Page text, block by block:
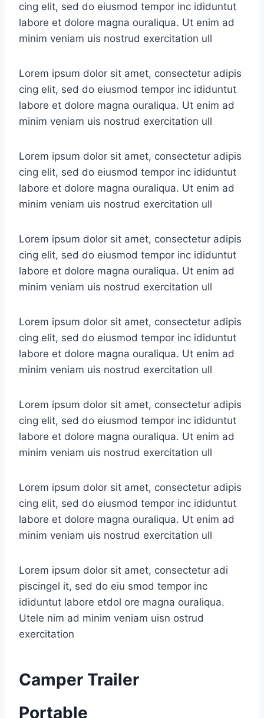
cing elit, sed do eiusmod tempor inc ididuntut
labore et dolore magna ouraliqua. Ut enim ad
minim veniam uis nostrud exercitation ull
Lorem ipsum dolor sit amet, consectetur adipis
cing elit, sed do eiusmod tempor inc ididuntut
labore et dolore magna ouraliqua. Ut enim ad
minim veniam uis nostrud exercitation ull
Lorem ipsum dolor sit amet, consectetur adipis
cing elit, sed do eiusmod tempor inc ididuntut
labore et dolore magna ouraliqua. Ut enim ad
minim veniam uis nostrud exercitation ull
Lorem ipsum dolor sit amet, consectetur adipis
cing elit, sed do eiusmod tempor inc ididuntut
labore et dolore magna ouraliqua. Ut enim ad
minim veniam uis nostrud exercitation ull
Lorem ipsum dolor sit amet, consectetur adipis
cing elit, sed do eiusmod tempor inc ididuntut
labore et dolore magna ouraliqua. Ut enim ad
minim veniam uis nostrud exercitation ull
Lorem ipsum dolor sit amet, consectetur adipis
cing elit, sed do eiusmod tempor inc ididuntut
labore et dolore magna ouraliqua. Ut enim ad
minim veniam uis nostrud exercitation ull
Lorem ipsum dolor sit amet, consectetur adipis
cing elit, sed do eiusmod tempor inc ididuntut
labore et dolore magna ouraliqua. Ut enim ad
minim veniam uis nostrud exercitation ull
Lorem ipsum dolor sit amet, consectetur adi
piscingel it, sed do eiu smod tempor inc
ididuntut labore etdol ore magna ouraliqua.
Utele nim ad minim veniam uisn ostrud
exercitation
Camper Trailer
Portable